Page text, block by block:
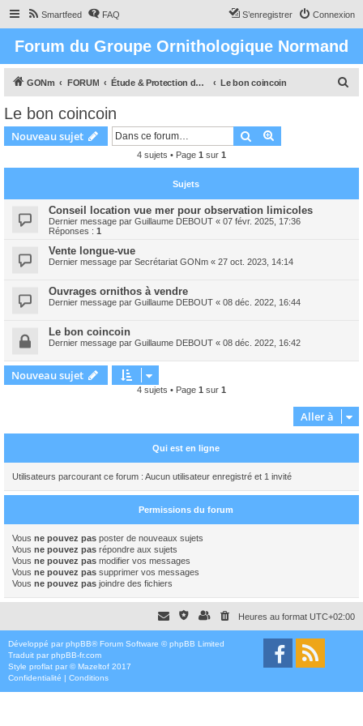
Smartfeed FAQ Connexion
S’enregistrer
Forum du Groupe Ornithologique Normand
GONm FORUM Étude & Protection des Oiseaux et de leurs milieux en Normandie Le bon coincoin
c
Le bon coincoin
Nouveau sujet Rechercher
4 sujets • Page 1 sur 1
Sujets
Conseil location vue mer pour observation limicoles
Dernier message par Guillaume DEBOUT « 07 févr. 2025, 17:36
Réponses : 1
Vente longue-vue
Dernier message par Secrétariat GONm « 27 oct. 2023, 14:14
Ouvrages ornithos à vendre
Dernier message par Guillaume DEBOUT « 08 déc. 2022, 16:44
Le bon coincoin
Dernier message par Guillaume DEBOUT « 08 déc. 2022, 16:42
Nouveau sujet
4 sujets • Page 1 sur 1
Aller à
Qui est en ligne
Utilisateurs parcourant ce forum : Aucun utilisateur enregistré et 1 invité
Permissions du forum
Vous ne pouvez pas poster de nouveaux sujets
Vous ne pouvez pas répondre aux sujets
Vous ne pouvez pas modifier vos messages
Vous ne pouvez pas supprimer vos messages
Vous ne pouvez pas joindre des fichiers
Heures au format UTC+02:00
Développé par phpBB® Forum Software © phpBB Limited
Traduit par phpBB-fr.com
Style proflat par ©Mazeltof 2017
Confidentialité | Conditions